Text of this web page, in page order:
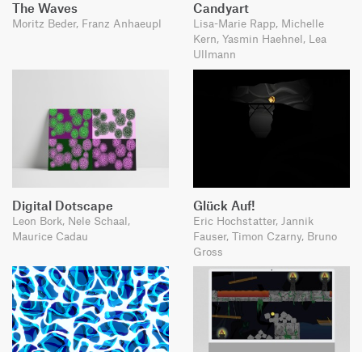
The Waves
Moritz Beder, Franz Anhaeupl
Candyart
Lisa-Marie Rapp, Michelle
Kern, Yasmin Haehnel, Lea
Ullmann
Digital Dotscape
Leon Bork, Nele Schaal,
Maurice Cadau
Glück Auf!
Eric Hochstatter, Jannik
Fauser, Timon Czarny, Bruno
Gross